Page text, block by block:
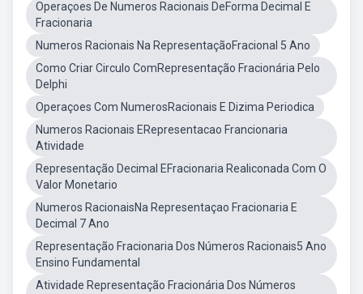
Operaçoes De Numeros Racionais DeForma Decimal E
Fracionaria
Numeros Racionais Na RepresentaçãoFracional 5 Ano
Como Criar Circulo ComRepresentação Fracionária Pelo
Delphi
Operaçoes Com NumerosRacionais E Dizima Periodica
Numeros Racionais ERepresentacao Francionaria
Atividade
Representação Decimal EFracionaria Realiconada Com O
Valor Monetario
Numeros RacionaisNa Representaçao Fracionaria E
Decimal 7 Ano
Representação Fracionaria Dos Números Racionais5 Ano
Ensino Fundamental
Atividade Representação Fracionária Dos Números